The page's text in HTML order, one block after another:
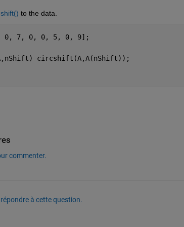
to the data.
0, 7, 0, 0, 5, 0, 9];
circshift(A,A(nShift));
commenter.
à cette question.